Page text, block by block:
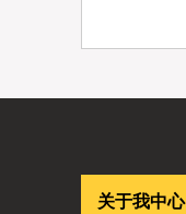
关于我中心